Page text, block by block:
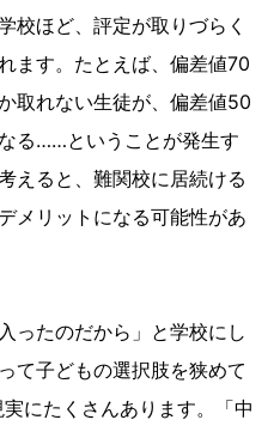
校ほど、評定が取りづらく
ます。たとえば、偏差値70
取れない生徒が、偏差値50
る……ということが発生す
えると、難関校に居続ける
メリットになる可能性があ
ったのだから」と学校にし
て子どもの選択肢を狭めて
にたくさんあります。「中